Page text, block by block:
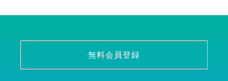
無料会員登録